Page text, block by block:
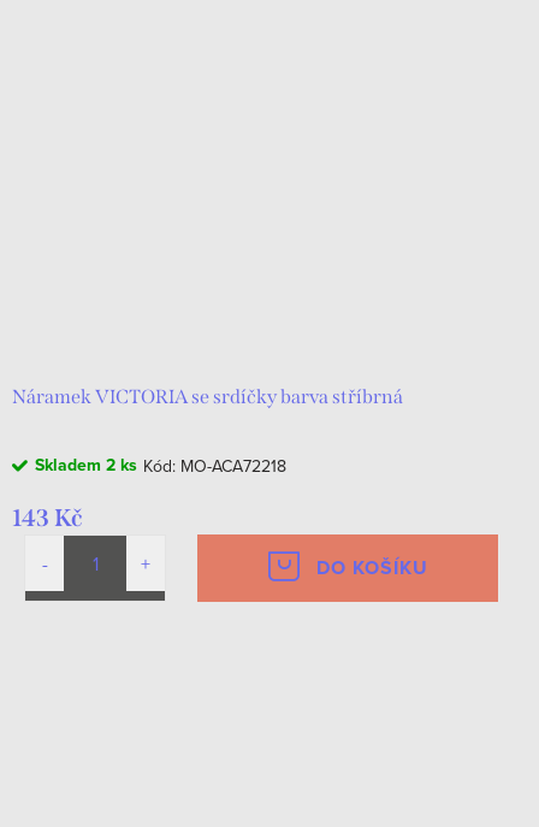
Náramek VICTORIA se srdíčky barva stříbrná
Skladem 2 ks Kód: MO-ACA72218
143 Kč
DO KOŠÍKU